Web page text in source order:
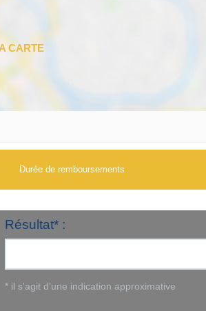
Durée de remboursements